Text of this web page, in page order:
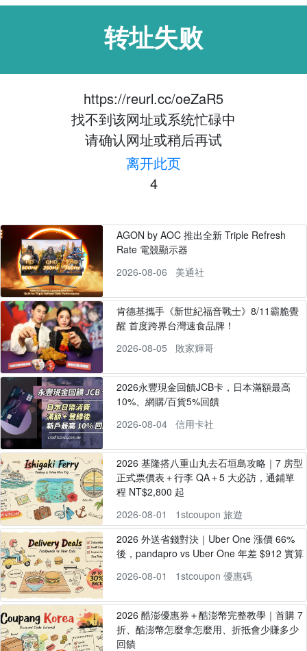
转址失败
https://reurl.cc/oeZaR5
找不到该网址或系统忙碌中
请确认网址或稍后再试
离开此页
3
AGON by AOC 推出全新 Triple Refresh
Rate 電競顯示器
2026-08-06
美通社
肯德基攜手《新世紀福音戰士》8/11霸脆覺
醒 首度跨界台灣速食品牌！
2026-08-05
敗家輝哥
2026永豐現金回饋JCB卡，日本滿額最高
10%、網購/百貨5%回饋
2026-08-04
信用卡社
2026 基隆搭八重山丸去石垣島攻略｜7 房型
正式票價表＋行李 QA＋5 大必訪，通鋪單
程 NT$2,800 起
2026-08-01
1stcoupon 旅遊
2026 外送省錢對決｜Uber One 漲價 66%
後，pandapro vs Uber One 年差 $912 實算
2026-08-01
1stcoupon 優惠碼
2026 酷澎優惠券＋酷澎幣完整教學｜首購 7
折、酷澎幣怎麼拿怎麼用、折抵會少賺多少
回饋